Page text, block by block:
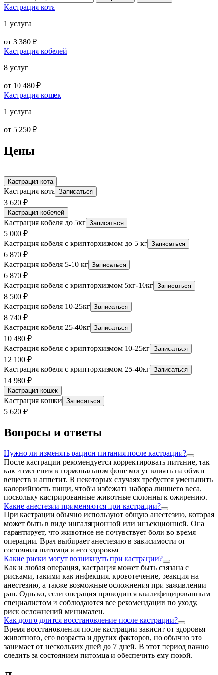
Кастрация кота
1 услуга
от 3 380 ₽
Кастрация кобелей
8 услуг
от 10 480 ₽
Кастрация кошек
1 услуга
от 5 250 ₽
Цены
Кастрация кота
Кастрация кота Записаться
3 620 ₽
Кастрация кобелей
Кастрация кобеля до 5кг Записаться
5 000 ₽
Кастрация кобеля с крипторхизмом до 5 кг Записаться
6 870 ₽
Кастрация кобеля 5-10 кг Записаться
6 870 ₽
Кастрация кобеля с крипторхизмом 5кг-10кг Записаться
8 500 ₽
Кастрация кобеля 10-25кг Записаться
8 740 ₽
Кастрация кобеля 25-40кг Записаться
10 480 ₽
Кастрация кобеля с крипторхизмом 10-25кг Записаться
12 100 ₽
Кастрация кобеля с крипторхизмом 25-40кг Записаться
14 980 ₽
Кастрация кошек
Кастрация кошки Записаться
5 620 ₽
Вопросы и ответы
Нужно ли изменять рацион питания после кастрации?
После кастрации рекомендуется корректировать питание, так
как изменения в гормональном фоне могут влиять на обмен
веществ и аппетит. В некоторых случаях требуется уменьшить
калорийность пищи, чтобы избежать набора лишнего веса,
поскольку кастрированные животные склонны к ожирению.
Какие анестезии применяются при кастрации?
При кастрации обычно используют общую анестезию, которая
может быть в виде ингаляционной или инъекционной. Она
гарантирует, что животное не почувствует боли во время
операции. Врач выбирает анестезию в зависимости от
состояния питомца и его здоровья.
Какие риски могут возникнуть при кастрации?
Как и любая операция, кастрация может быть связана с
рисками, такими как инфекция, кровотечение, реакция на
анестезию, а также возможные осложнения при заживлении
ран. Однако, если операция проводится квалифицированным
специалистом и соблюдаются все рекомендации по уходу,
риск осложнений минимален.
Как долго длится восстановление после кастрации?
Время восстановления после кастрации зависит от здоровья
животного, его возраста и других факторов, но обычно это
занимает от нескольких дней до 7 дней. В этот период важно
следить за состоянием питомца и обеспечить ему покой.